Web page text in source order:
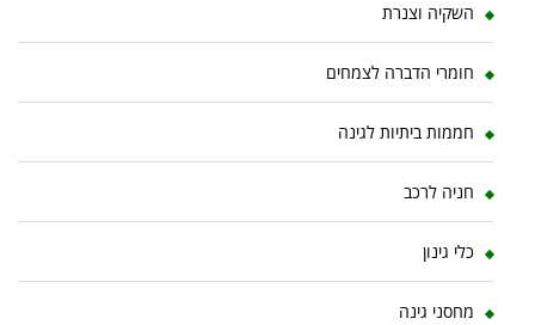
השקיה וצנרת
חומרי הדברה לצמחים
חממות ביתיות לגינה
חניה לרכב
כלי גינון
מחסני גינה